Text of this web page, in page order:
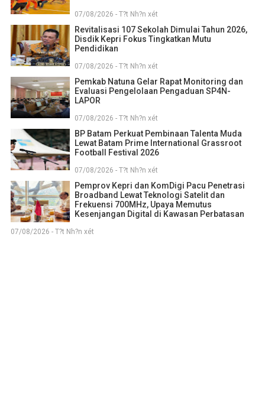
07/08/2026 - T?t Nh?n xét
Revitalisasi 107 Sekolah Dimulai Tahun 2026,
Disdik Kepri Fokus Tingkatkan Mutu
Pendidikan
07/08/2026 - T?t Nh?n xét
Pemkab Natuna Gelar Rapat Monitoring dan
Evaluasi Pengelolaan Pengaduan SP4N-
LAPOR
07/08/2026 - T?t Nh?n xét
BP Batam Perkuat Pembinaan Talenta Muda
Lewat Batam Prime International Grassroot
Football Festival 2026
07/08/2026 - T?t Nh?n xét
Pemprov Kepri dan KomDigi Pacu Penetrasi
Broadband Lewat Teknologi Satelit dan
Frekuensi 700MHz, Upaya Memutus
Kesenjangan Digital di Kawasan Perbatasan
07/08/2026 - T?t Nh?n xét